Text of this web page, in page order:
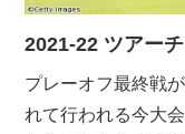
2021-22 ツアー
プレーオフ最終戦
れて行われる今大